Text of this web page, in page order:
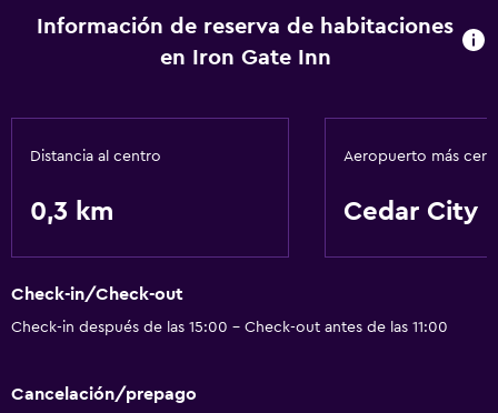
Información de reserva de habitaciones
en Iron Gate Inn
Distancia al centro
0,3 km
Aeropuerto más
Cedar City
Check-in/Check-out
Check-in después de las 15:00 - Check-out antes de las 11:00
Cancelación/prepago